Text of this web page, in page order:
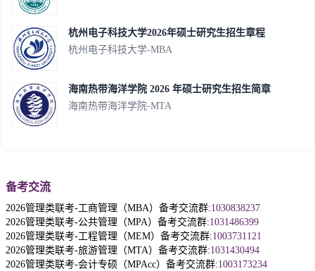
杭州电子科技大学2026年硕士研究生招生章程
杭州电子科技大学-MBA
海南热带海洋学院 2026 年硕士研究生招生简章
海南热带海洋学院-MTA
备考交流
2026管理类联考-工商管理（MBA）备考交流群:1030838237
2026管理类联考-公共管理（MPA）备考交流群:1031486399
2026管理类联考-工程管理（MEM）备考交流群:1003731121
2026管理类联考-旅游管理（MTA）备考交流群:1031430494
2026管理类联考-会计专硕（MPAcc）备考交流群:1003173234